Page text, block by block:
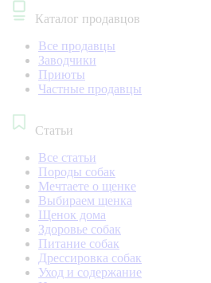
Каталог продавцов
Все продавцы
Заводчики
Приюты
Частные продавцы
Статьи
Все статьи
Породы собак
Мечтаете о щенке
Выбираем щенка
Щенок дома
Здоровье собак
Питание собак
Дрессировка собак
Уход и содержание